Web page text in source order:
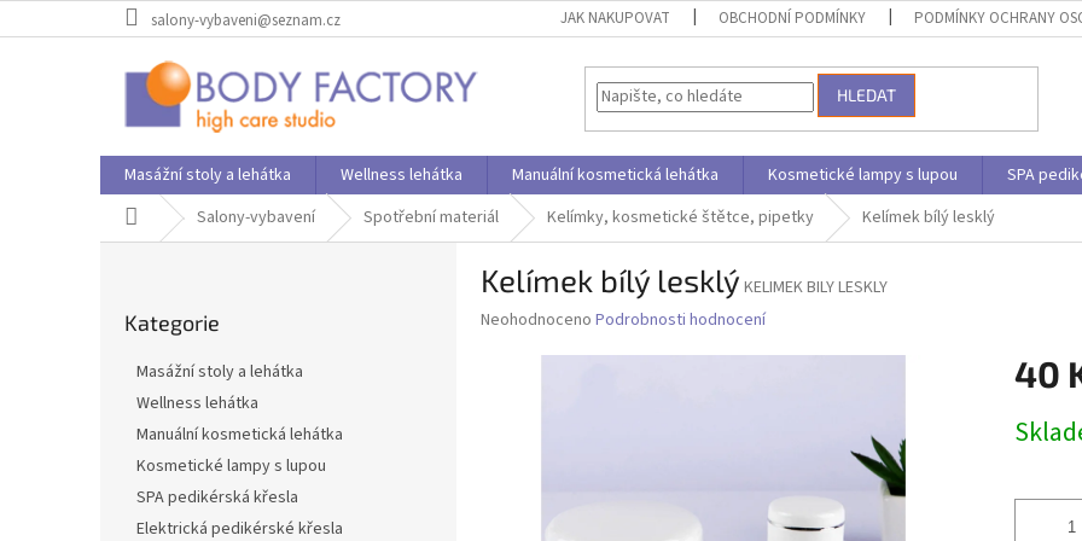
na
salony-vybaveni@seznam.cz JAK NAKUPOVAT OBCHODNÍ PODMÍNKY PODMÍNKY OCHRANY
HLEDAT
Masážní stoly a lehátka Wellness lehátka Manuální kosmetická lehátka Kosmetické lampy s lupou SPA
Domů Salony-vybavení Spotřební materiál Kelímky, kosmetické štětce, pipetky Kelímek bílý lesklý
kategorie
Kategorie
Masážní stoly a lehátka
Wellness lehátka
Manuální kosmetická lehátka
Kosmetické lampy s lupou
SPA pedikérská křesla
Elektrická pedikérské křesla
Kelímek bílý lesklý KELIMEK BILY LESKLY
Průměrné
Neohodnoceno Podrobnosti hodnocení
40
cena: